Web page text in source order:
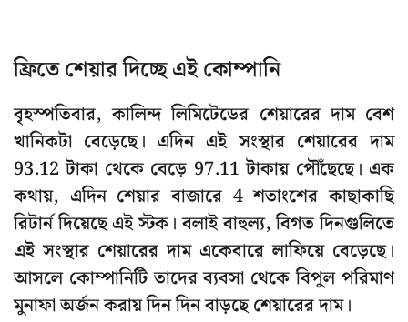
ফ্রিতে শেয়ার দিচ্ছে এই কোম্পানি
বৃহস্পতিবার, কালিন্দ লিমিটেডের শেয়ারের দাম বেশ
খানিকটা বেড়েছে। এদিন এই সংস্থার শেয়ারের দাম
93.12 টাকা থেকে বেড়ে 97.11 টাকায় পৌঁছেছে। এক
কথায়, এদিন শেয়ার বাজারে 4 শতাংশের কাছাকাছি
রিটার্ন দিয়েছে এই স্টক। বলাই বাহুল্য, বিগত দিনগুলিতে
এই সংস্থার শেয়ারের দাম একেবারে লাফিয়ে বেড়েছে।
আসলে কোম্পানিটি তাদের ব্যবসা থেকে বিপুল পরিমাণ
মুনাফা অর্জন করায় দিন দিন বাড়ছে শেয়ারের দাম।